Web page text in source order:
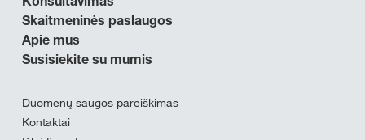
Skaitmeninės paslaugos
Apie mus
Susisiekite su mumis
Duomenų saugos pareiškimas
Kontaktai